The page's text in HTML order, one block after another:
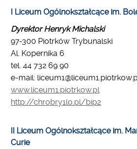
I Liceum Ogólnokształcące im.
Dyrektor Henryk Michalski
97-300 Piotrków Trybunalski
Al. Kopernika 6
tel. 44 732 69 90
e-mail:
www.liceum1.piotrkow.pl
http://chrobry1lo.pl/bip2
II Liceum Ogólnokształcące im.
Curie